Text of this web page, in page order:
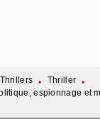
• Thriller •
espionnage et